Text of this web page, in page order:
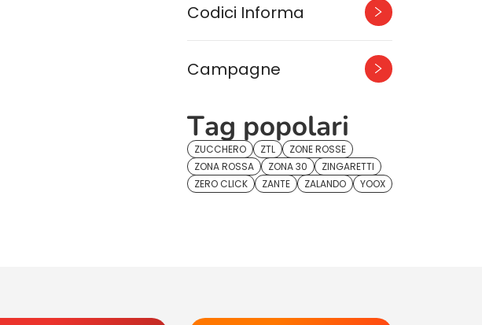
Codici Informa
Campagne
Tag popolari
ZUCCHERO ZTL
ZONE ROSSE
ZONA ROSSA
ZONA 30
ZINGARETTI
ZERO CLICK
ZANTE ZALANDO YOOX